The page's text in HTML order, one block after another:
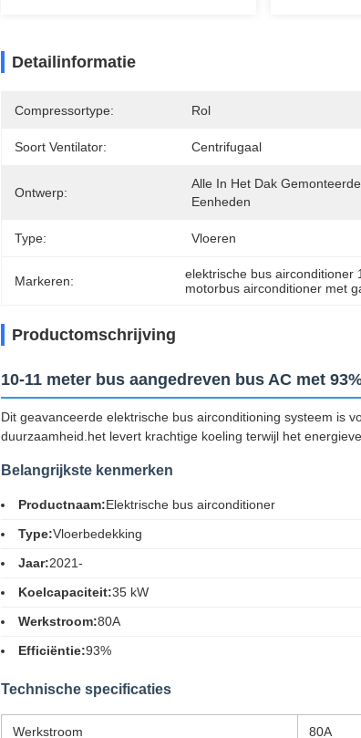
Detailinformatie
Compressortype: Rol
Soort Ventilator: Centrifugaal
Ontwerp:
Alle In Het Dak Gemonteerde
Eenheden
Type: Vloeren
Markeren: elektrische bus airconditioner
motorbus airconditioner met
Productomschrijving
10-11 meter bus aangedreven bus AC met
Dit geavanceerde elektrische bus airconditioning systeem is
duurzaamheid.het levert krachtige koeling terwijl het
Belangrijkste kenmerken
Productnaam:Elektrische bus airconditioner
Type:Vloerbedekking
Jaar:2021-
Koelcapaciteit:35 kW
Werkstroom:80A
Efficiëntie:93%
Technische specificaties
Werkstroom 80A